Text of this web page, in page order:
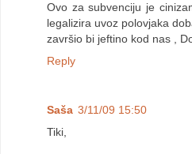
Ovo za subvenciju je
legalizira uvoz polovjaka
završio bi jeftino kod nas ,
Reply
Saša 3/11/09 15:50
Tiki,